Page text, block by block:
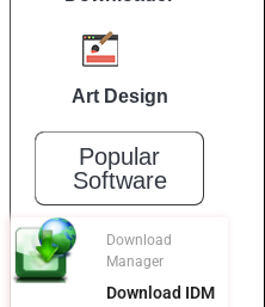
Art Design
Popular
Software
Download
Manager
Download IDM